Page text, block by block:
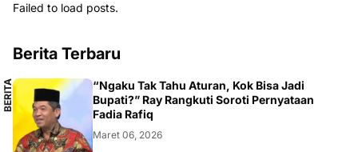
Failed to load posts.
Berita Terbaru
B
E
R
I
T
A
L
O
K
AL
“Ngaku Tak Tahu Aturan, Kok Bisa Jadi
Bupati?” Ray Rangkuti Soroti Pernyataan
Fadia Rafiq
Maret 06, 2026